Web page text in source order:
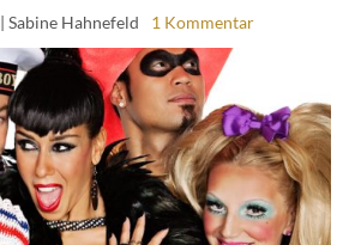
| Sabine Hahnefeld 1 Kommentar